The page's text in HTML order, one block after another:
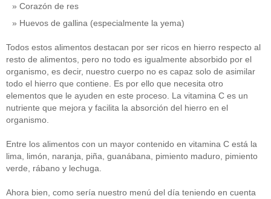
Corazón de res
Huevos de gallina (especialmente la yema)
Todos estos alimentos destacan por ser ricos en hierro respecto al
resto de alimentos, pero no todo es igualmente absorbido por el
organismo, es decir, nuestro cuerpo no es capaz solo de asimilar
todo el hierro que contiene. Es por ello que necesita otro
elementos que le ayuden en este proceso. La vitamina C es un
nutriente que mejora y facilita la absorción del hierro en el
organismo.
Entre los alimentos con un mayor contenido en vitamina C está la
lima, limón, naranja, piña, guanábana, pimiento maduro, pimiento
verde, rábano y lechuga.
Ahora bien, como sería nuestro menú del día teniendo en cuenta